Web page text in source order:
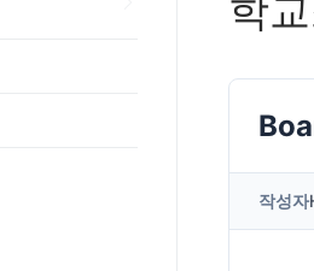
학
작성자